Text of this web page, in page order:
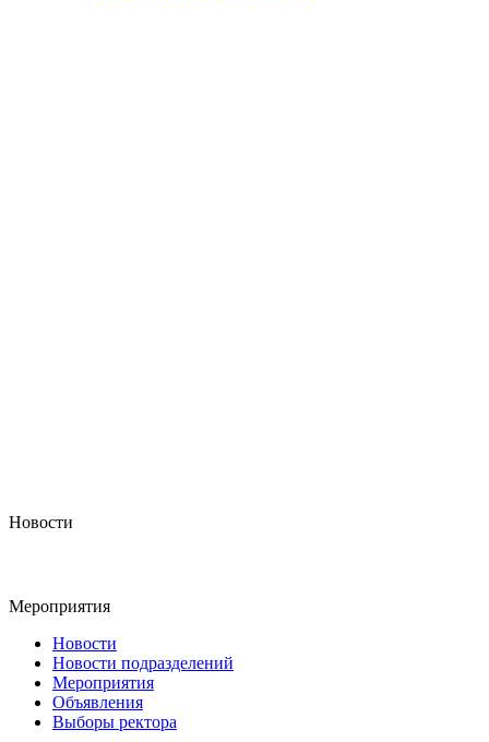
Новости
Мероприятия
Новости
Новости подразделений
Мероприятия
Объявления
Выборы ректора